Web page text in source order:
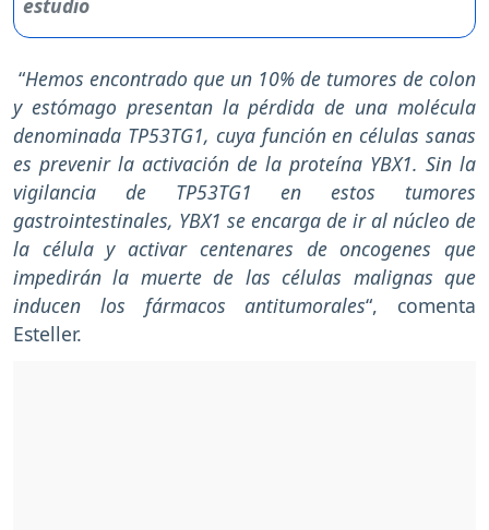
“Hemos encontrado que un 10% de tumores de colon
y estómago presentan la pérdida de una molécula
denominada TP53TG1, cuya función en células sanas
es prevenir la activación de la proteína YBX1. Sin la
vigilancia de TP53TG1 en estos tumores
gastrointestinales, YBX1 se encarga de ir al núcleo de
la célula y activar centenares de oncogenes que
impedirán la muerte de las células malignas que
inducen los fármacos antitumorales“, comenta
Esteller.